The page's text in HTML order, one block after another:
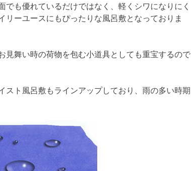
でも優れているだけではなく、軽くシワになりにく
リーユースにもぴったりな風呂敷となっておりま
見舞い時の荷物を包む小道具としても重宝するので
スト風呂敷もラインアップしており、雨の多い時期